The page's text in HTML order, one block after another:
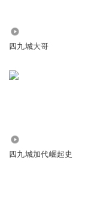
四九城大哥
四九城加代崛起史